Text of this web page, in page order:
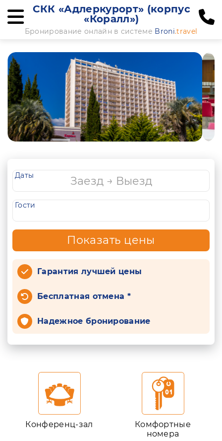
СКК «Адлеркурорт» (корпус
«Коралл»)
Бронирование онлайн в системе Broni.travel
Даты
Гости
Показать цены
Гарантия лучшей цены
Бесплатная отмена *
Надежное бронирование
Конференц-зал
Комфортные
номера